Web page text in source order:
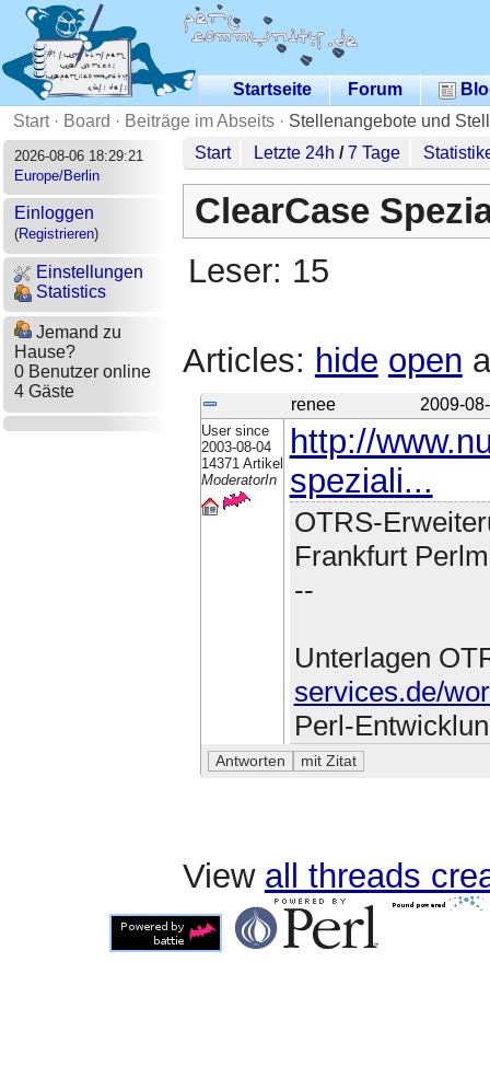
Startseite Forum
Start· Board · Beiträge im Abseits · Stellenangebote und
2026-08-06 18:29:21
Europe/Berlin
Einloggen
(Registrieren)
Einstellungen
Statistics
Jemand zu
Hause?
0 Benutzer online
4 Gäste
Start Letzte 24h /7 Tage
ClearCase
Leser: 15
Articles: hide open
renee 2009-
User since
2003-08-04
14371 Artikel
ModeratorIn
http://
speziali...
OTRS-
Frankfurt
--
Unterlagen
services.de/
Perl-
View all threads